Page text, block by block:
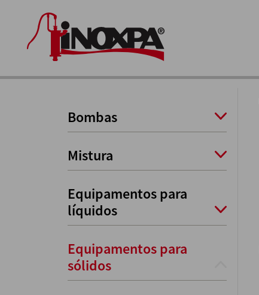
Bombas
Mistura
Equipamentos para
líquidos
Equipamentos para
sólidos